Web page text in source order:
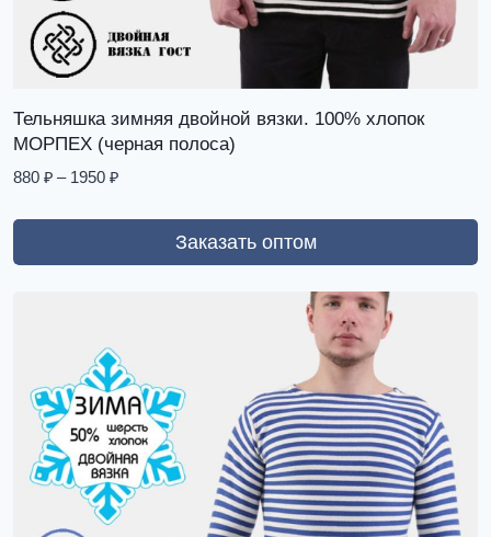
Тельняшка зимняя двойной вязки. 100% хлопок
МОРПЕХ (черная полоса)
880 ₽ – 1950 ₽
Заказать оптом